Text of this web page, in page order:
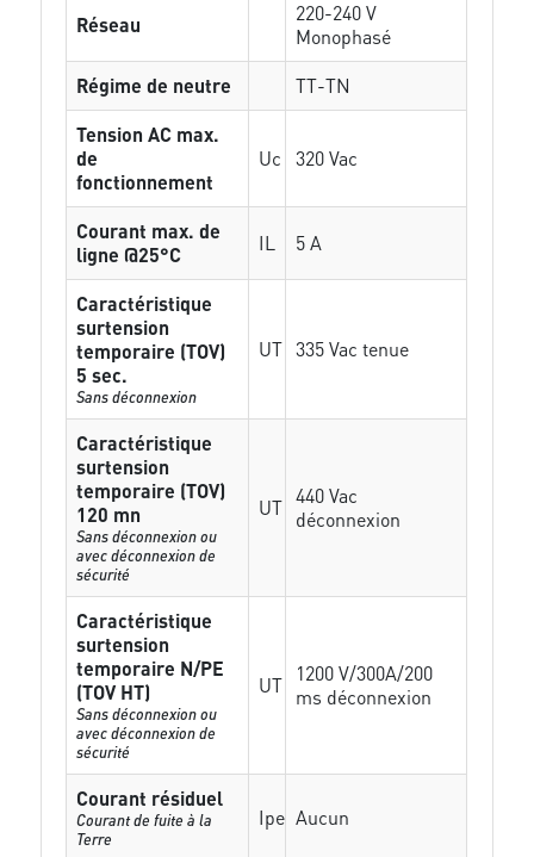
Réseau
220-240 V
Monophasé
Régime de neutre
TT-TN
Tension AC max.
de
fonctionnement
Uc 320 Vac
Courant max. de
ligne @25°C
IL 5 A
Caractéristique
surtension
temporaire (TOV)
5 sec.
Sans déconnexion
UT 335 Vac tenue
Caractéristique
surtension
temporaire (TOV)
120 mn
Sans déconnexion ou
avec déconnexion de
sécurité
UT 440 Vac
déconnexion
Caractéristique
surtension
temporaire N/PE
(TOV HT)
Sans déconnexion ou
avec déconnexion de
sécurité
UT
1200 V/300A/200
ms déconnexion
Courant résiduel
Courant de fuite à la
Terre
Ipe Aucun